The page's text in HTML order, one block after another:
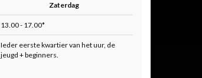
Zaterdag
13.00 - 17.00*
Ieder eerste kwartier van het uur, de
jeugd + beginners.